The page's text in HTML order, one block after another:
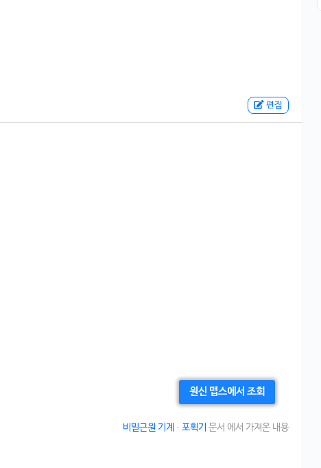
편집
원신 맵스에서 조회
비밀근원 기계 · 포획기 문서 에서 가져온 내용